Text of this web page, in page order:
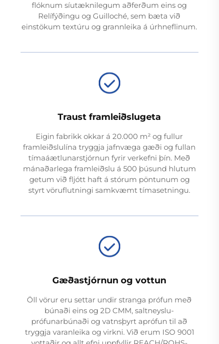
flóknum síutæknilegum aðferðum eins og
Relífýðingu og Guilloché, sem bæta við
einstökum textúru og grannleika á úrhneflinum.
Traust framleiðslugeta
Eigin fabrikk okkar á 20.000 m² og fullur
framleiðslulína tryggja jafnvæga gæði og fullan
tímaáætlunarstjórnun fyrir verkefni þín. Með
mánaðarlega framleiðslu á 500 þúsund hlutum
getum við fljótt haft á stórum pöntunum og
styrt vöruflutningi samkvæmt tímasetningu.
Gæðastjórnun og vottun
Öll vörur eru settar undir stranga prófun með
búnaði eins og 2D CMM, saltneyslu-
prófunarbúnaði og vatnsþyrt aprófun til að
tryggja varanleika og virkni. Við erum ISO 9001